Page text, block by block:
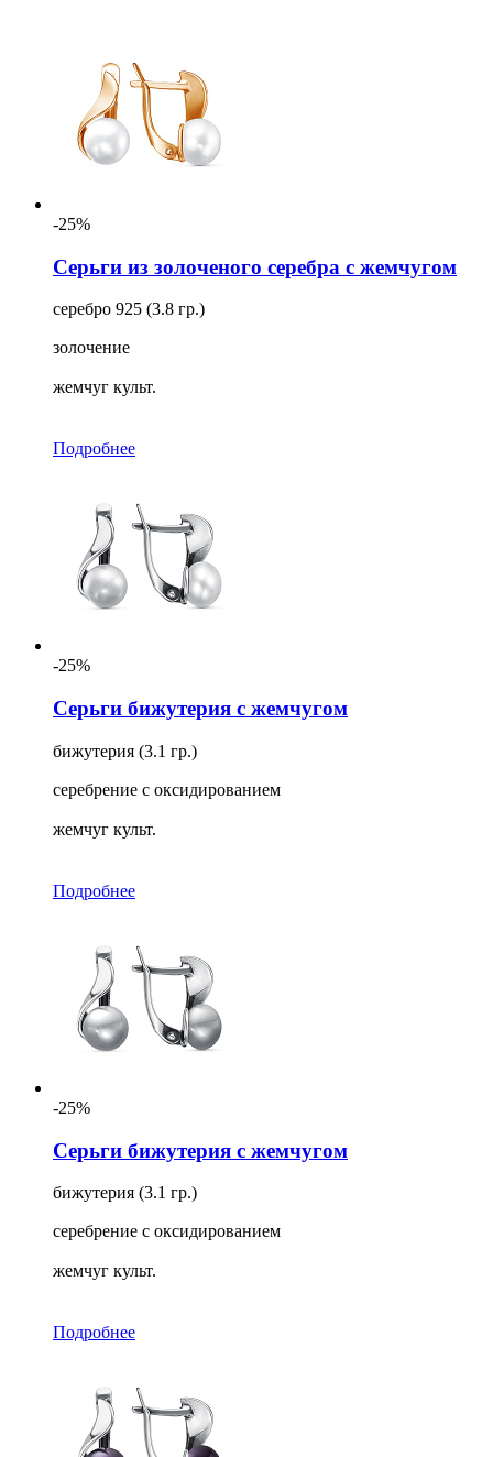
-25%
Серьги из золоченого серебра с жемчугом
серебро 925 (3.8 гр.)
золочение
жемчуг культ.
Подробнее
-25%
Серьги бижутерия с жемчугом
бижутерия (3.1 гр.)
серебрение с оксидированием
жемчуг культ.
Подробнее
-25%
Серьги бижутерия с жемчугом
бижутерия (3.1 гр.)
серебрение с оксидированием
жемчуг культ.
Подробнее